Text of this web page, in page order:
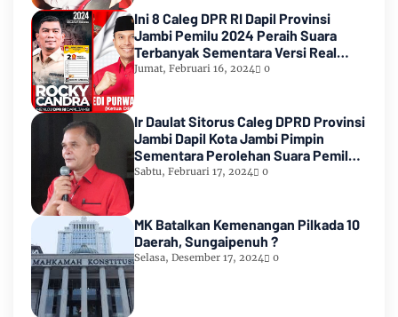
Ini 8 Caleg DPR RI Dapil Provinsi
Jambi Pemilu 2024 Peraih Suara
Terbanyak Sementara Versi Real
Count KPU RI
Jumat, Februari 16, 2024 0
Ir Daulat Sitorus Caleg DPRD Provinsi
Jambi Dapil Kota Jambi Pimpin
Sementara Perolehan Suara Pemilu
2024
Sabtu, Februari 17, 2024 0
MK Batalkan Kemenangan Pilkada 10
Daerah, Sungaipenuh ?
Selasa, Desember 17, 2024 0